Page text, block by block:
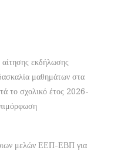
εκδήλωσης
μαθημάτων στα
το σχολικό έτος 2026-
μελών ΕΕΠ-ΕΒΠ για